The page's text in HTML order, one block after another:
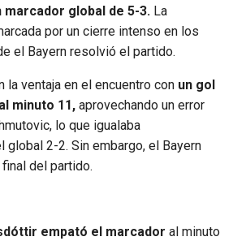
marcador global de 5-3. La
por un cierre intenso en los
el Bayern resolvió el partido.
la ventaja en el encuentro con un gol
minuto 11, aprovechando un error
lo que igualaba
global 2-2. Sin embargo, el Bayern
del partido.
empató el marcador al minuto